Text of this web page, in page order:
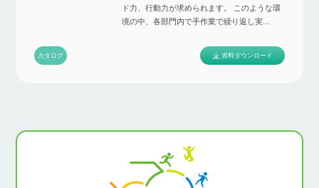
ド力、行動力が求められます。 このような環
境の中、各部門内で手作業で繰り返し実...
カタログ 資料ダウンロード